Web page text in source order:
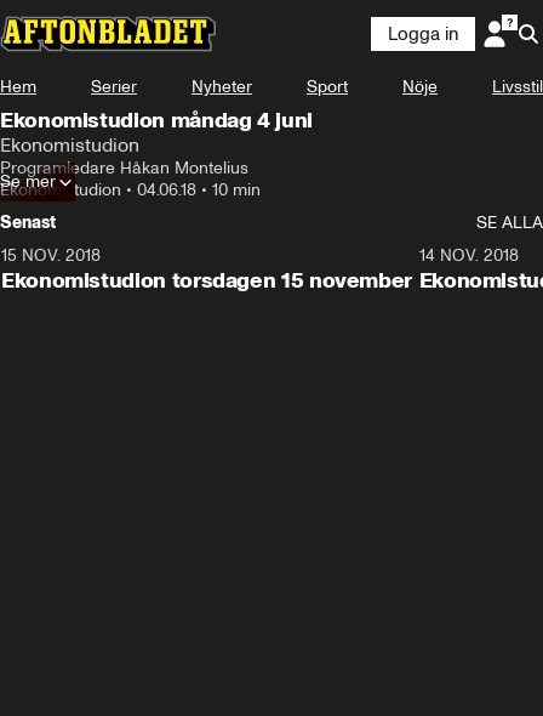
Logga in
Hem Serier Nyheter Sport Nöje Livsstil
Ekonomistudion måndag 4 juni
Ekonomistudion
Programledare Håkan Montelius
Ekonomistudion • 04.06.18 • 10 min
Se mer
Senast
SE ALLA
15 NOV. 2018
Ekonomistudion torsdagen 15 november
14 NOV. 2018